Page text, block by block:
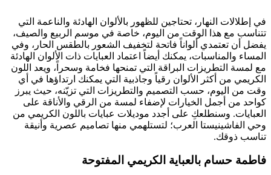
في إطلالات النهار، تحتاجين للظهور بالألوان الهادئة والناعمة التي
تتناسب مع هذا الوقت من اليوم، خاصة في موسم الربيع والصيف،
يفضل أن تعتمدي ألواناً فاتحة لتخفيف الشعور بالطقس الحار، وفي
المساء والمناسبات، يمكنك أيضاً اعتماد العبايات ذات الألوان الهادئة
مع لمسة التطريزات البراقة التي تمنحها فخامة وسحراً، ويعد اللون
الكريمي من أكثر الألوان رقياً وجاذبية التي يمكنك ارتداؤها في أي
وقت من اليوم، حسب التصميم والتطريزات التي تزيّنه، حيث يبرز
كواحد من أجمل الخيارات لإضفاء لمسة من الرقي والأناقة على
العبايات. وسنطلعكِ على أجدد موديلات عبايات باللون الكريمي من
وحي الفاشينيستا العرب؛ لتستلهمي منها تصاميم عصرية وأنيقة
تناسب ذوقك.
فاطمة حسام بالعباية الكريمي المفتوحة​